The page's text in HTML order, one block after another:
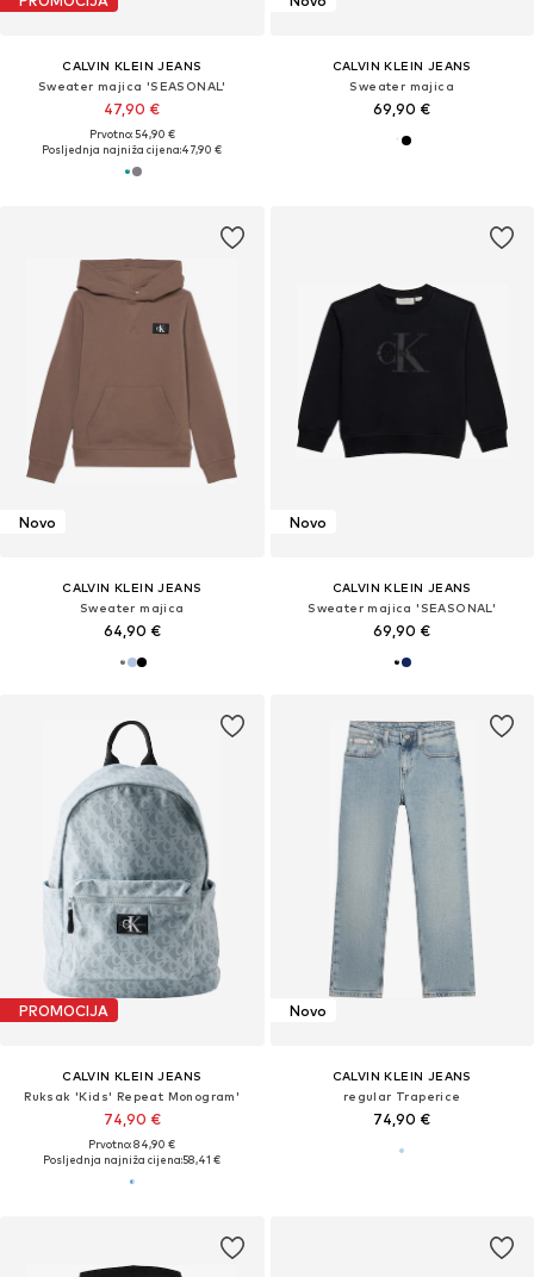
CALVIN KLEIN JEANS
Sweater majica 'SEASONAL'
47,90 €
Prvotno: 54,90 €
Posljednja najniža cijena:47,90 €
CALVIN KLEIN JEANS
Sweater majica
69,90 €
Novo
CALVIN KLEIN JEANS
Sweater majica
64,90 €
Novo
CALVIN KLEIN JEANS
Sweater majica 'SEASONAL'
69,90 €
PROMOCIJA
CALVIN KLEIN JEANS
Ruksak 'Kids' Repeat Monogram'
74,90 €
Prvotno: 84,90 €
Posljednja najniža cijena:58,41 €
Novo
CALVIN KLEIN JEANS
regular Traperice
74,90 €